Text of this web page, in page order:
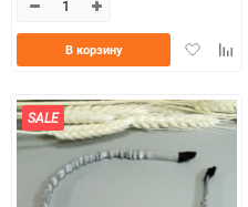
Добавить
В корзину
SALE